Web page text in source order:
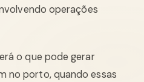
operações
o que pode gerar
no porto, quando essas